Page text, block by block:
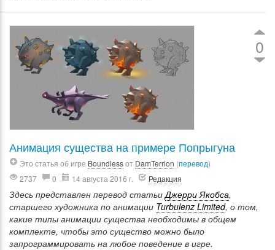
0
Анимация существа на примере Попрыгуна
Это статья об игре Boundlessот DamTerrion (перевод)
2737
0 14 августа 2016 г. Редакция
Здесь представлен перевод статьиДжерри Якобса,
старшего художника по анимации Turbulenz Limited, о том,
какие типы анимации существа необходимы в общем
комплекте, чтобы это существо можно было
запрограммировать на любое поведение в игре.